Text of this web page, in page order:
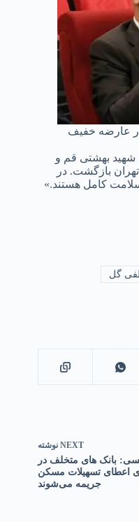
عارضه خفیف
شهید بهشتی قم و
بازگشت. در
کامل هستند.»
گل
NEXT نوشته
بانک‌ های متخلف در
اعطای تسهیلات مسکن
جریمه می‌شوند